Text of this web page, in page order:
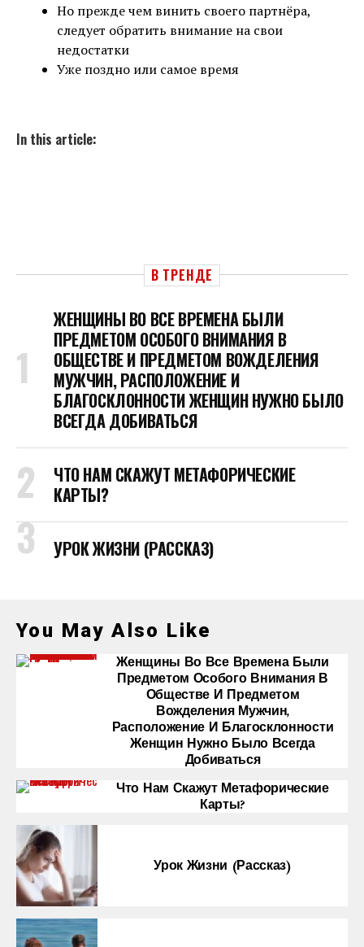
Но прежде чем винить своего партнёра,
следует обратить внимание на свои
недостатки
Уже поздно или самое время
In this article:
В ТРЕНДЕ
ЖЕНЩИНЫ ВО ВСЕ ВРЕМЕНА БЫЛИ
ПРЕДМЕТОМ ОСОБОГО ВНИМАНИЯ В
ОБЩЕСТВЕ И ПРЕДМЕТОМ ВОЖДЕЛЕНИЯ
МУЖЧИН, РАСПОЛОЖЕНИЕ И
БЛАГОСКЛОННОСТИ ЖЕНЩИН НУЖНО БЫЛО
ВСЕГДА ДОБИВАТЬСЯ
ЧТО НАМ СКАЖУТ МЕТАФОРИЧЕСКИЕ
КАРТЫ?
УРОК ЖИЗНИ (РАССКАЗ)
You May Also Like
Женщины Во Все Времена Были
Предметом Особого Внимания В
Обществе И Предметом
Вожделения Мужчин,
Расположение И Благосклонности
Женщин Нужно Было Всегда
Добиваться
Что Нам Скажут Метафорические
Карты?
Урок Жизни (рассказ)